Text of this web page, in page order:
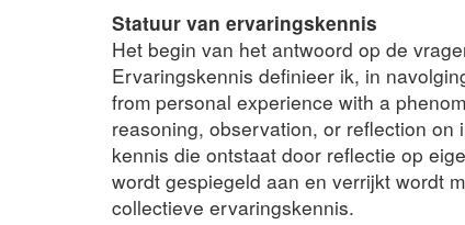
Statuur van ervaringskennis
Het begin van het antwoord op de
Ervaringskennis definieer ik, in
from personal experience with a
reasoning, observation, or reflection on
kennis die ontstaat door reflectie op
wordt gespiegeld aan en verrijkt wordt
collectieve ervaringskennis.